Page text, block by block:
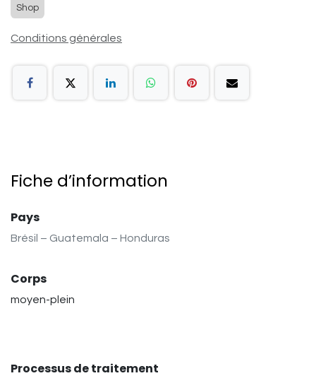
Shop
Conditions générales
Fiche d’information
Pays
Brésil – Guatemala – Honduras
Corps
moyen-plein
Processus de traitement